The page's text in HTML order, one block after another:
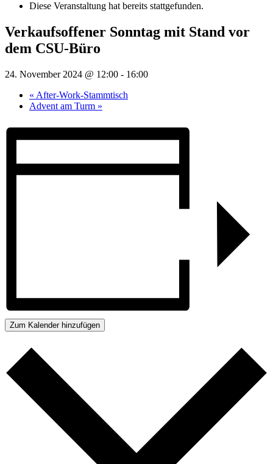
Diese Veranstaltung hat bereits stattgefunden.
Verkaufsoffener Sonntag mit Stand vor
dem CSU-Büro
24. November 2024 @ 12:00 - 16:00
« After-Work-Stammtisch
Advent am Turm »
Zum Kalender hinzufügen